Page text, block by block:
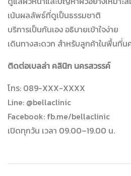
เน้นผลลัพธ์ที่ดูเป็นธรรมชาติ
บริการเป็นกันเอง อธิบายเข้าใจง่าย
เดินทางสะดวก สำหรับลูกค้าในพื้นที่น
ติดต่อเบลล่า คลินิก นครสวรรค์
โทร: 089-XXX-XXXX
Line: @bellaclinic
Facebook: fb.me/bellaclinic
เปิดทุกวัน เวลา 09.00–19.00 น.